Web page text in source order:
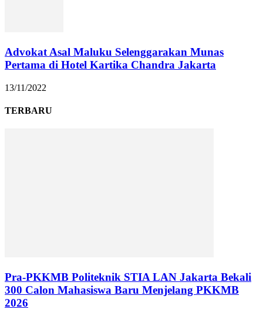
Advokat Asal Maluku Selenggarakan Munas
Pertama di Hotel Kartika Chandra Jakarta
13/11/2022
TERBARU
Pra-PKKMB Politeknik STIA LAN Jakarta Bekali
300 Calon Mahasiswa Baru Menjelang PKKMB
2026